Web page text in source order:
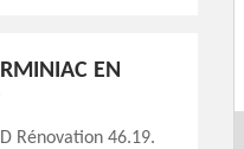
EN
Rénovation 46.19.